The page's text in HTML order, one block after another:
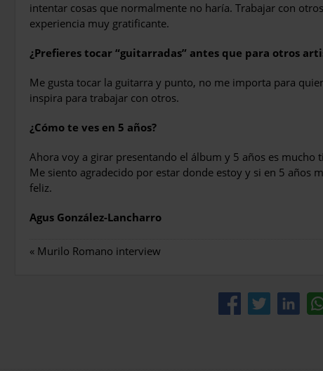
intentar cosas que normalmente no haría. Trabajar con
experiencia muy gratificante.
¿Prefieres tocar “guitarradas” antes que para otros
Me gusta tocar la guitarra y punto, no me importa para
inspira para trabajar con otros.
¿Cómo te ves en 5 años?
Ahora voy a girar presentando el álbum y 5 años es mucho
Me siento agradecido por estar donde estoy y si en 5 años
feliz.
Agus González-Lancharro
« Murilo Romano interview